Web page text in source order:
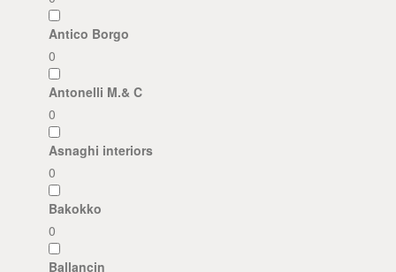
Antico Borgo
0
Antonelli M.& C
0
Asnaghi interiors
0
Bakokko
0
Ballancin